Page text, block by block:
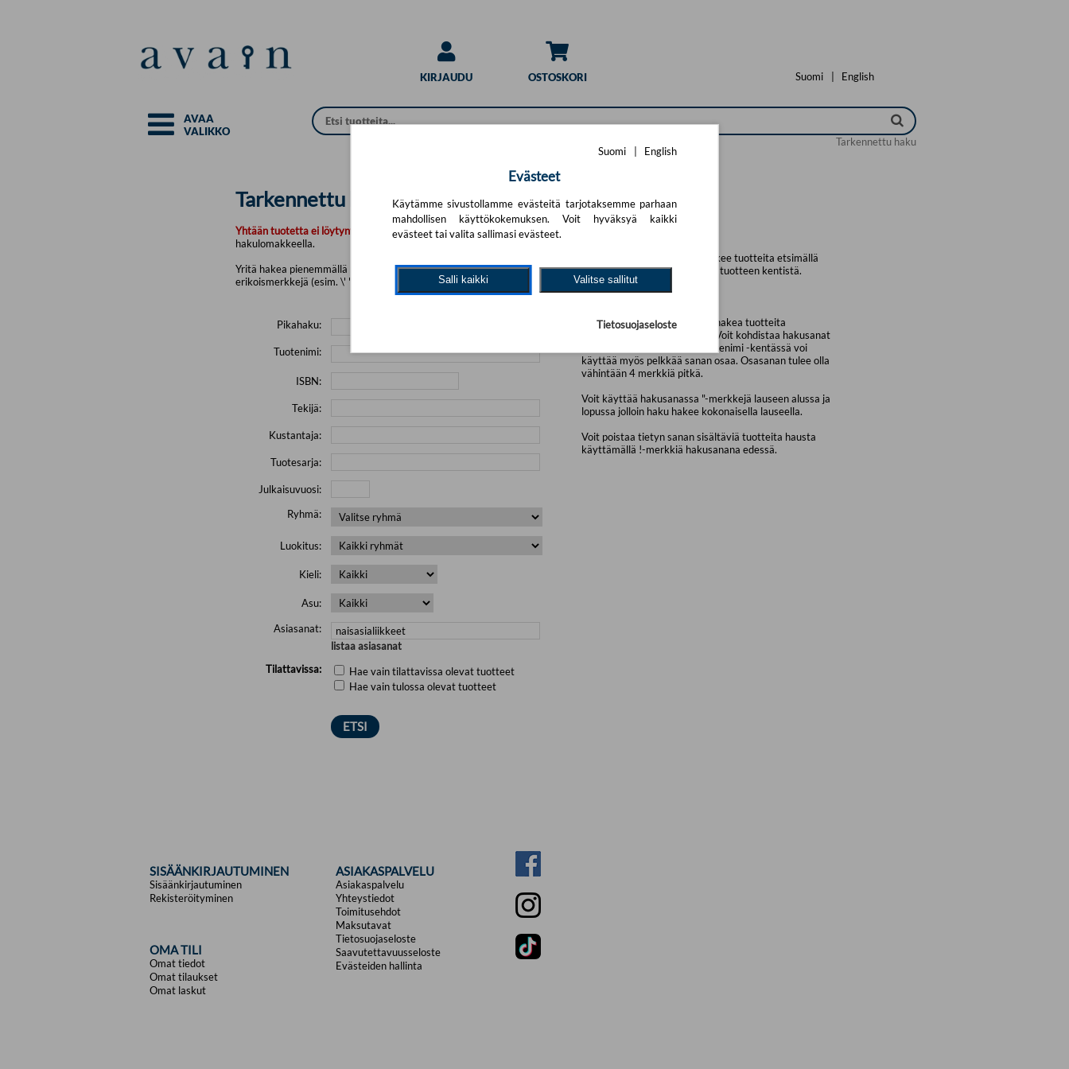
KIRJAUDU OSTOSKORI Suomi English
AVAA
VALIKKO
Tarkennettu haku
Tarkennettu haku
Yhtään tuotetta ei löytynyt.
Yritä uutta hakua alla olevalla
hakulomakkeella.
Yritä hakea pienemmällä määrällä hakutekijöitä ja jätä pois
erikoismerkkejä (esim. \' " # % & / ) sisältävät sanat.
Pikahaku:
Tuotenimi:
ISBN:
Tekijä:
Kustantaja:
Tuotesarja:
Julkaisuvuosi:
Ryhmä:
Luokitus:
Kieli:
Asu:
Asiasanat:
listaa asiasanat
Tilattavissa:
Hae vain tilattavissa olevat tuotteet
Hae vain tulossa olevat tuotteet
Hakuohjeet
Sivun yläosan hakulomake hakee tuotteita etsimällä
annettuja hakusanoja kaikista tuotteen kentistä.
Tarkennettu haku:
Tarkennetun haun avulla voit hakea tuotteita
tarkemmilla hakukriteereillä. Voit kohdistaa hakusanat
tietyille tuotteen kentille. Tuotenimi -kentässä voi
käyttää myös pelkkää sanan osaa. Osasanan tulee olla
vähintään 4 merkkiä pitkä.
Voit käyttää hakusanassa "-merkkejä lauseen alussa ja
lopussa jolloin haku hakee kokonaisella lauseella.
Voit poistaa tietyn sanan sisältäviä tuotteita hausta
käyttämällä !-merkkiä hakusanana edessä.
SISÄÄNKIRJAUTUMINEN
Sisäänkirjautuminen
Rekisteröityminen
OMA TILI
Omat tiedot
Omat tilaukset
Omat laskut
ASIAKASPALVELU
Asiakaspalvelu
Yhteystiedot
Toimitusehdot
Maksutavat
Tietosuojaseloste
Saavutettavuusseloste
Evästeiden hallinta
Suomi English
Evästeet
Käytämme sivustollamme evästeitä tarjotaksemme parhaan
mahdollisen käyttökokemuksen. Voit hyväksyä kaikki
evästeet tai valita sallimasi evästeet.
Salli kaikki Valitse sallitut
Tietosuojaseloste